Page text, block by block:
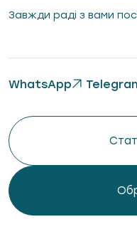
Завжди раді з вами
WhatsApp